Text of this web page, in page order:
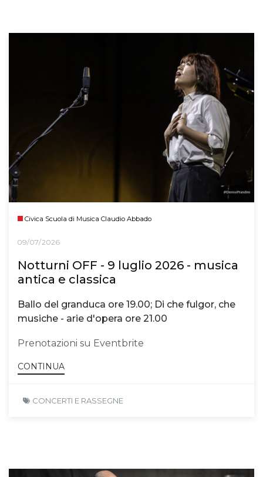
Civica Scuola di Musica Claudio Abbado
09/07/2026
Notturni OFF - 9 luglio 2026 - musica
antica e classica
Ballo del granduca ore 19.00; Di che fulgor, che
musiche - arie d'opera ore 21.00
Prenotazioni su Eventbrite
CONTINUA
CONCERTI E RASSEGNE